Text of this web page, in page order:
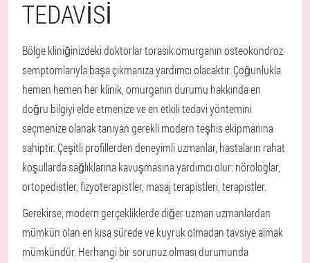
TEDAVISI
Bölge kliniğinizdeki doktorlar torasik omurganın osteokondroz
semptomlarıyla başa çıkmanıza yardımcı olacaktır. Çoğunlukla
hemen hemen her klinik, omurganın durumu hakkında en
doğru bilgiyi elde etmenize ve en etkili tedavi yöntemini
seçmenize olanak tanıyan gerekli modern teşhis ekipmanına
sahiptir. Çeşitli profillerden deneyimli uzmanlar, hastaların rahat
koşullarda sağlıklarına kavuşmasına yardımcı olur: nörologlar,
ortopedistler, fizyoterapistler, masaj terapistleri, terapistler.
Gerekirse, modern gerçekliklerde diğer uzman uzmanlardan
mümkün olan en kısa sürede ve kuyruk olmadan tavsiye almak
mümkündür. Herhangi bir sorunuz olması durumunda